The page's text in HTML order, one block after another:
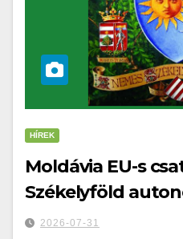
HÍREK
Moldávia EU-s
Székelyföld
2026-07-31